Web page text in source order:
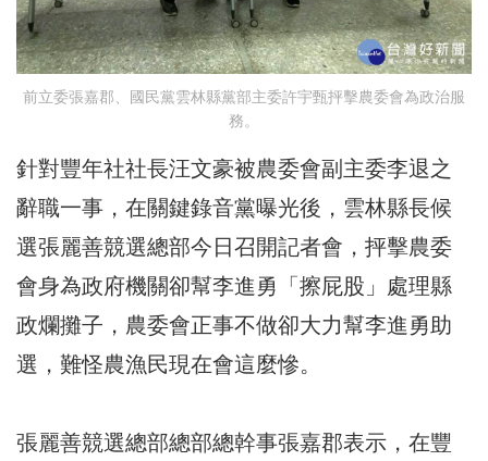
前立委張嘉郡、國民黨雲林縣黨部主委許宇甄抨擊農委會為政治服
務。
針對豐年社社長汪文豪被農委會副主委李退之
辭職一事，在關鍵錄音黨曝光後，雲林縣長候
選張麗善競選總部今日召開記者會，抨擊農委
會身為政府機關卻幫李進勇「擦屁股」處理縣
政爛攤子，農委會正事不做卻大力幫李進勇助
選，難怪農漁民現在會這麼慘。
張麗善競選總部總部總幹事張嘉郡表示，在豐